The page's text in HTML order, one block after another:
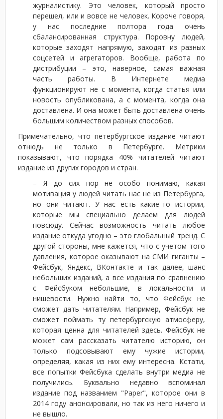
журналистику. Это человек, который просто
перешел, или и вовсе не человек. Короче говоря,
у нас последние полтора года очень
сбалансированная структура. Поровну людей,
которые заходят напрямую, заходят из разных
соцсетей и агрегаторов. Вообще, работа по
дистрибуции – это, наверное, самая важная
часть работы. В Интернете медиа
функционируют не с момента, когда статья или
новость опубликована, а с момента, когда она
доставлена. И она может быть доставлена очень
большим количеством разных способов.
Примечательно, что петербургское издание читают
отнюдь не только в Петербурге. Метрики
показывают, что порядка 40% читателей читают
издание из других городов и стран.
– Я до сих пор не особо понимаю, какая
мотивация у людей читать нас не из Петербурга,
но они читают. У нас есть какие-то истории,
которые мы специально делаем для людей
повсюду. Сейчас возможность читать любое
издание откуда угодно – это глобальный тренд. С
другой стороны, мне кажется, что с учетом того
давления, которое оказывают на СМИ гиганты –
Фейсбук, Яндекс, ВКонтакте и так далее, шанс
небольших изданий, а все издания по сравнению
с Фейсбуком небольшие, в локальности и
нишевости. Нужно найти то, что Фейсбук не
сможет дать читателям. Например, Фейсбук не
сможет поймать ту петербургскую атмосферу,
которая ценна для читателей здесь. Фейсбук не
может сам рассказать читателю историю, он
только подсовывают ему чужие истории,
определяя, какая из них ему интересна. Кстати,
все попытки Фейсбука сделать внутри медиа не
получились. Буквально недавно вспоминал
издание под названием "Paper", которое они в
2014 году анонсировали, но так из него ничего и
не вышло.